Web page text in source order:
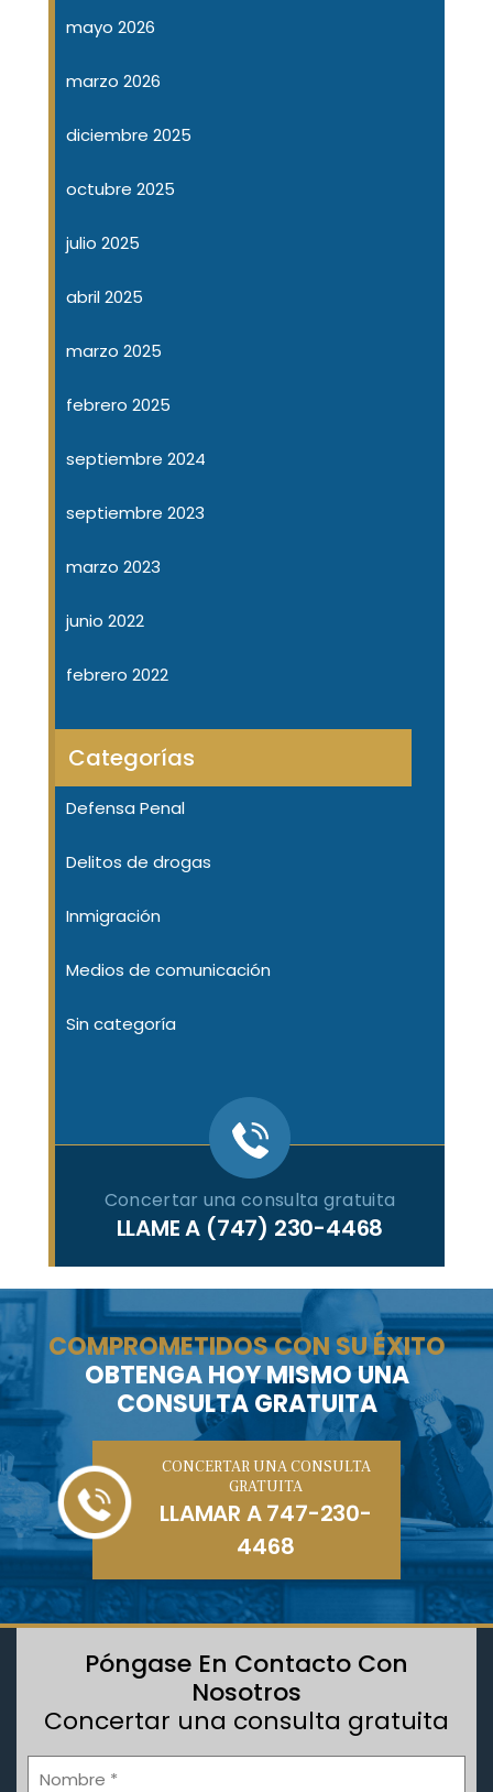
mayo 2026
marzo 2026
diciembre 2025
octubre 2025
julio 2025
abril 2025
marzo 2025
febrero 2025
septiembre 2024
septiembre 2023
marzo 2023
junio 2022
febrero 2022
Categorías
Defensa Penal
Delitos de drogas
Inmigración
Medios de comunicación
Sin categoría
Concertar una consulta gratuita
LLAME A (747) 230-4468
COMPROMETIDOS CON SU ÉXITO
OBTENGA HOY MISMO UNA
CONSULTA GRATUITA
CONCERTAR UNA CONSULTA
GRATUITA
LLAMAR A747-230-
4468
Póngase En Contacto Con
Nosotros
Concertar una consulta gratuita